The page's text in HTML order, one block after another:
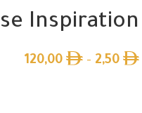
Inspiration
2,50
–
120,00